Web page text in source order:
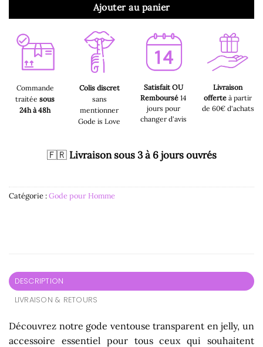
Ajouter au panier
Commande
traitée sous
24h à 48h
Colis discret
sans
mentionner
Gode is Love
Satisfait OU
Remboursé14
jours pour
changer d'avis
Livraison
offerte à partir
de 60€ d'achats
🇫🇷 Livraison sous 3 à 6 jours ouvrés
Catégorie :Gode pour Homme
DESCRIPTION
LIVRAISON & RETOURS
Découvrez notre gode ventouse transparent en jelly, un
accessoire essentiel pour tous ceux qui souhaitent